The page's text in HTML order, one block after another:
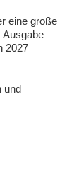
eine große
Ausgabe
2027
und